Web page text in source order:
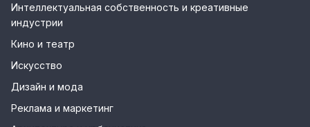
Интеллектуальная собственность и креативные
индустрии
Кино и театр
Искусство
Дизайн и мода
Реклама и маркетинг